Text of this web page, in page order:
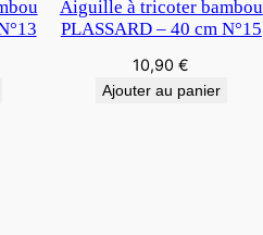
Aiguille à tricoter bambou
PLASSARD – 40 cm N°15
10,90€
Ajouter au panier